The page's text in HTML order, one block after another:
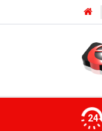
24
dalgıca tutuklama